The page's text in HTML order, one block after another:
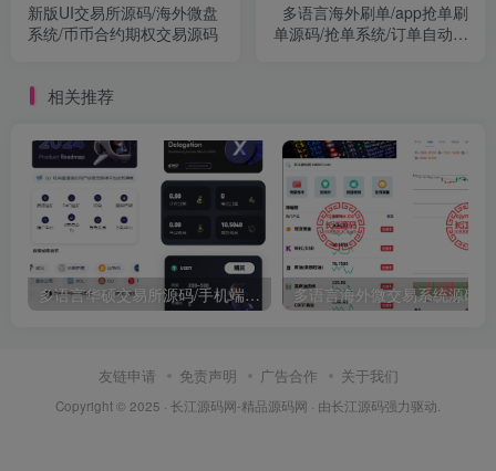
新版UI交易所源码/海外微盘
系统/币币合约期权交易源码
多语言海外刷单/app抢单刷
单源码/抢单系统/订单自动匹
相关推荐
多语言华硕交易所源码/手机端uniapp电脑端vue.支持秒合约/币币/国际黄金/U本位合约/DeFi挖矿
友链申请 免责声明 广告合作 关于我们
Copyright © 2025 · 长江源码网-精品源码网 · 由长江源码强力驱动.